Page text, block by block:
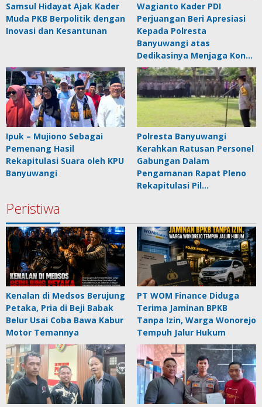
Samsul Hidayat Ajak Kader
Muda PKB Berpolitik dengan
Inovasi dan Kesantunan
Wagianto Kader PDI
Perjuangan Beri Apresiasi
Kepada Polresta
Banyuwangi atas
Dedikasinya Menjaga Kon…
Ipuk – Mujiono Sebagai
Pemenang Hasil
Rekapitulasi Suara oleh KPU
Banyuwangi
Polresta Banyuwangi
Kerahkan Ratusan Personel
Gabungan Dalam
Pengamanan Rapat Pleno
Rekapitulasi Pil…
Peristiwa
Kenalan di Medsos Berujung
Petaka, Pria di Beji Babak
Belur Usai Coba Bawa Kabur
Motor Temannya
PT WOM Finance Diduga
Terima Jaminan BPKB
Tanpa Izin, Warga Wonorejo
Tempuh Jalur Hukum